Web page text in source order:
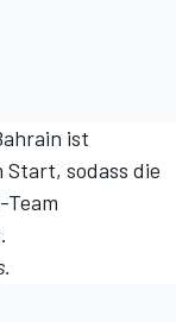
ist
Start, sodass die
Team